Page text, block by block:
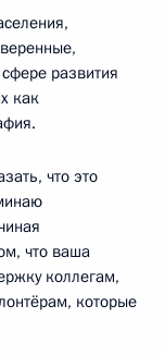
развития
как
что это
что ваша
коллегам,
которые